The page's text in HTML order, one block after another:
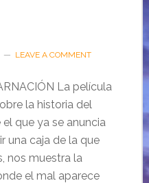
LEAVE A COMMENT
La película
la historia del
que ya se anuncia
una caja de la que
nos muestra la
el mal aparece